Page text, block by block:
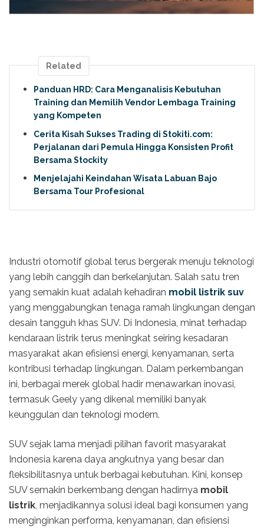
Related
Panduan HRD: Cara Menganalisis Kebutuhan
Training dan Memilih Vendor Lembaga Training
yang Kompeten
Cerita Kisah Sukses Trading di Stokiti.com:
Perjalanan dari Pemula Hingga Konsisten Profit
Bersama Stockity
Menjelajahi Keindahan Wisata Labuan Bajo
Bersama Tour Profesional
Industri otomotif global terus bergerak menuju teknologi
yang lebih canggih dan berkelanjutan. Salah satu tren
yang semakin kuat adalah kehadiran mobil listrik suv
yang menggabungkan tenaga ramah lingkungan dengan
desain tangguh khas SUV. Di Indonesia, minat terhadap
kendaraan listrik terus meningkat seiring kesadaran
masyarakat akan efisiensi energi, kenyamanan, serta
kontribusi terhadap lingkungan. Dalam perkembangan
ini, berbagai merek global hadir menawarkan inovasi,
termasuk Geely yang dikenal memiliki banyak
keunggulan dan teknologi modern.
SUV sejak lama menjadi pilihan favorit masyarakat
Indonesia karena daya angkutnya yang besar dan
fleksibilitasnya untuk berbagai kebutuhan. Kini, konsep
SUV semakin berkembang dengan hadirnya mobil
listrik, menjadikannya solusi ideal bagi konsumen yang
menginginkan performa, kenyamanan, dan efisiensi